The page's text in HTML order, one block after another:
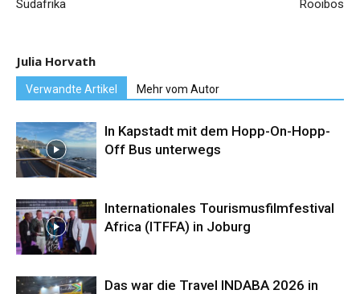
Südafrika
Rooibos
Julia Horvath
Verwandte Artikel Mehr vom Autor
In Kapstadt mit dem Hopp-On-Hopp-
Off Bus unterwegs
Internationales Tourismusfilmfestival
Africa (ITFFA) in Joburg
Das war die Travel INDABA 2026 in